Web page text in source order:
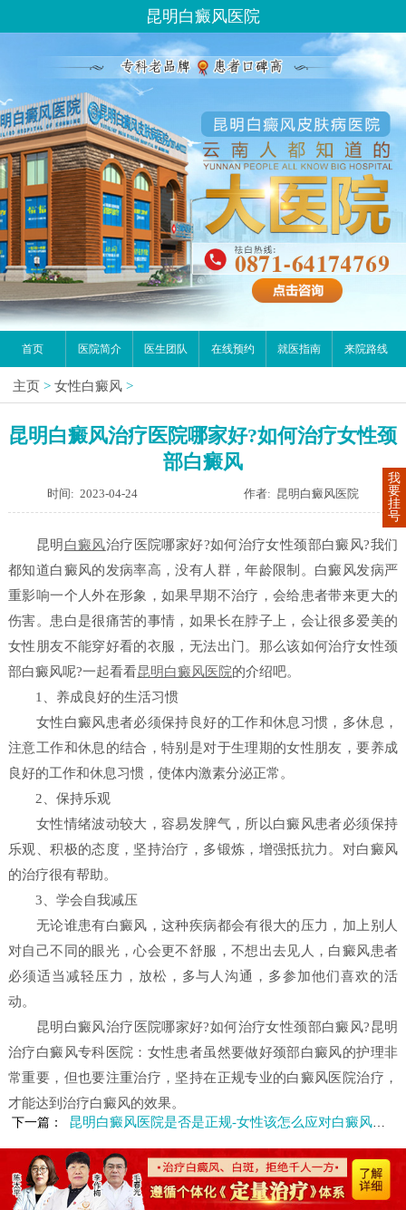
昆明白癜风医院
首页 医院简介 医生团队 在线预约 就医指南 来院路线
主页 > 女性白癜风 >
昆明白癜风治疗医院哪家好?如何治疗女性颈
部白癜风
时间: 2023-04-24 作者: 昆明白癜风医院
昆明 白癜风治疗医院哪家好?如何治疗女性颈部白癜风?我们
都知道白癜风的发病率高，没有人群，年龄限制。白癜风发病严
重影响一个人外在形象，如果早期不治疗，会给患者带来更大的
伤害。患白是很痛苦的事情，如果长在脖子上，会让很多爱美的
女性朋友不能穿好看的衣服，无法出门。那么该如何治疗女性颈
部白癜风呢?一起看看昆明白癜风医院的介绍吧。
1、养成良好的生活习惯
女性白癜风患者必须保持良好的工作和休息习惯，多休息，
注意工作和休息的结合，特别是对于生理期的女性朋友，要养成
良好的工作和休息习惯，使体内激素分泌正常。
2、保持乐观
女性情绪波动较大，容易发脾气，所以白癜风患者必须保持
乐观、积极的态度，坚持治疗，多锻炼，增强抵抗力。对白癜风
的治疗很有帮助。
3、学会自我减压
无论谁患有白癜风，这种疾病都会有很大的压力，加上别人
对自己不同的眼光，心会更不舒服，不想出去见人，白癜风患者
必须适当减轻压力，放松，多与人沟通，多参加他们喜欢的活
动。
昆明白癜风治疗医院哪家好?如何治疗女性颈部白癜风?昆明
治疗白癜风专科医院：女性患者虽然要做好颈部白癜风的护理非
常重要，但也要注重治疗，坚持在正规专业的白癜风医院治疗，
才能达到治疗白癜风的效果。
下一篇： 昆明白癜风医院是否是正规-女性该怎么应对白癜风的出现
我
要
挂
号